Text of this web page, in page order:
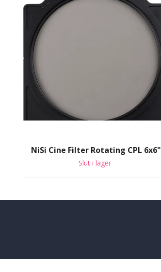
NiSi Cine Filter Rotating CPL 6x6"
Slut i lager